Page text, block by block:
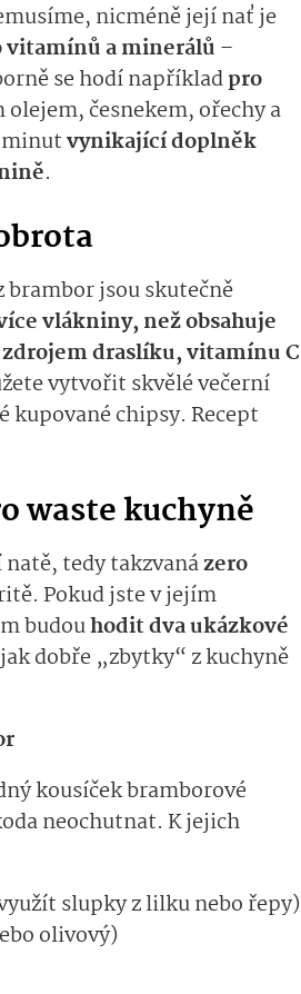
nicméně její nať je
vitamínů a minerálů–
se hodí napříkladpro
česnekem, ořechy a
vynikající doplněk
.
brambor jsou skutečně
vlákniny, než obsahuje
draslíku, vitamínu C
vytvořit skvělé večerní
chipsy. Recept
waste kuchyně
tedy takzvanázero
Pokud jste v jejím
budouhodit dva ukázkové
dobře „zbytky“ z kuchyně
kousíček bramborové
neochutnat. K jejich
slupky z lilku nebo řepy)
olivový)